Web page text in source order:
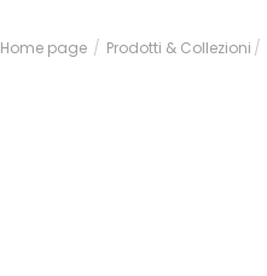
Home page Prodotti & Collezioni